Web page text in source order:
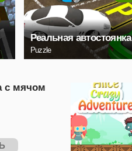
Реальная автостоянка
Puzzle
с мячом